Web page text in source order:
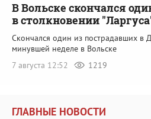
В Вольске скончался
в столкновении
Скончался один из пострадавших в
минувшей неделе в Вольске
7 августа 12:52
1219
ГЛАВНЫЕ НОВОСТИ